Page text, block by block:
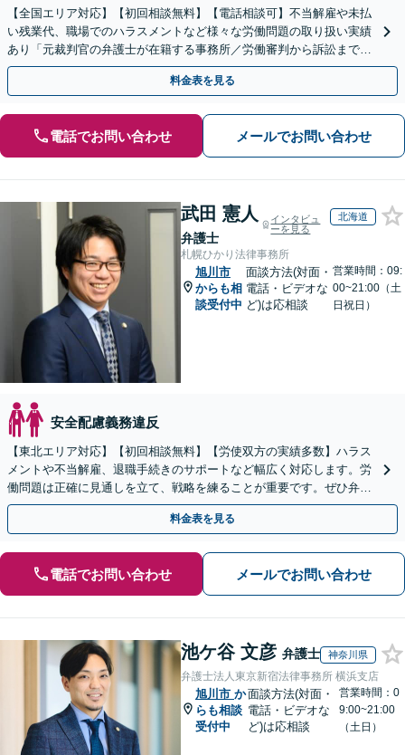
【全国エリア対応】【初回相談無料】【電話相談可】不当解雇や未払
い残業代、職場でのハラスメントなど様々な労働問題の取り扱い実績
あり「元裁判官の弁護士が在籍する事務所／労働審判から訴訟まで、
裁判官経験を活かした最適な戦略を立案」
料金表を見る
電話でお問い合わせ メールでお問い合わせ
武田 憲人
弁護士
インタビュ
ーを見る
北海道
札幌ひかり法律事務所
旭川市
からも相
談受付中
面談方法(対面・
電話・ビデオな
ど)は応相談
営業時間：09:
00~21:00（土
日祝日）
安全配慮義務違反
【東北エリア対応】【初回相談無料】【労使双方の実績多数】ハラス
メントや不当解雇、退職手続きのサポートなど幅広く対応します。労
働問題は正確に見通しを立て、戦略を練ることが重要です。ぜひ弁護
士にご相談ください。【電話相談可】【休日・夜間面談可】
料金表を見る
電話でお問い合わせ メールでお問い合わせ
池ケ谷 文彦 弁護士 神奈川県
弁護士法人東京新宿法律事務所 横浜支店
旭川市 か
らも相談
受付中
面談方法(対面・
電話・ビデオな
ど)は応相談
営業時間：0
9:00~21:00
（土日）